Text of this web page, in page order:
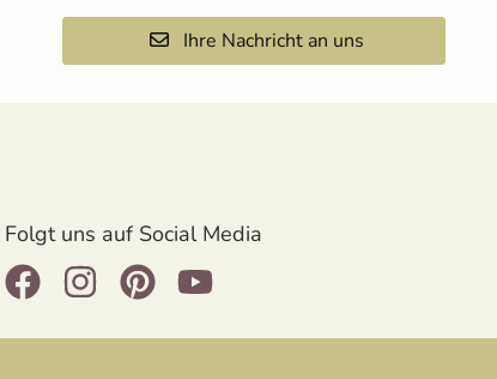
Ihre Nachricht an uns
Folgt uns auf Social Media